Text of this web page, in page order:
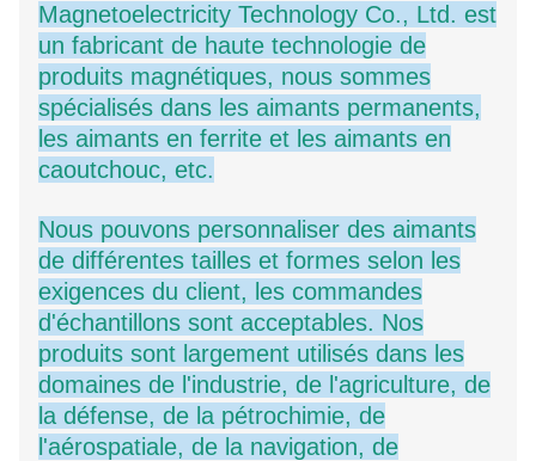
Magnetoelectricity Technology Co., Ltd. est
un fabricant de haute technologie de
produits magnétiques, nous sommes
spécialisés dans les aimants permanents,
les aimants en ferrite et les aimants en
caoutchouc, etc.
Nous pouvons personnaliser des aimants
de différentes tailles et formes selon les
exigences du client, les commandes
d'échantillons sont acceptables. Nos
produits sont largement utilisés dans les
domaines de l'industrie, de l'agriculture, de
la défense, de la pétrochimie, de
l'aérospatiale, de la navigation, de